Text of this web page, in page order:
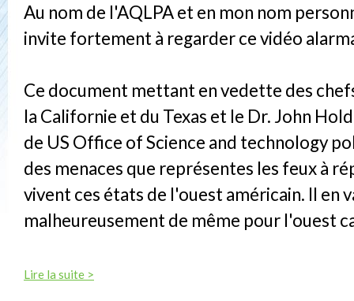
Au nom de l'AQLPA et en mon nom
invite fortement à regarder ce vidéo
Ce document mettant en vedette des
la Californie et du Texas et le Dr. John
de US Office of Science and technology
des menaces que représentes les feux à
vivent ces états de l'ouest américain. Il en
malheureusement de même pour l'ouest
Lire la suite >